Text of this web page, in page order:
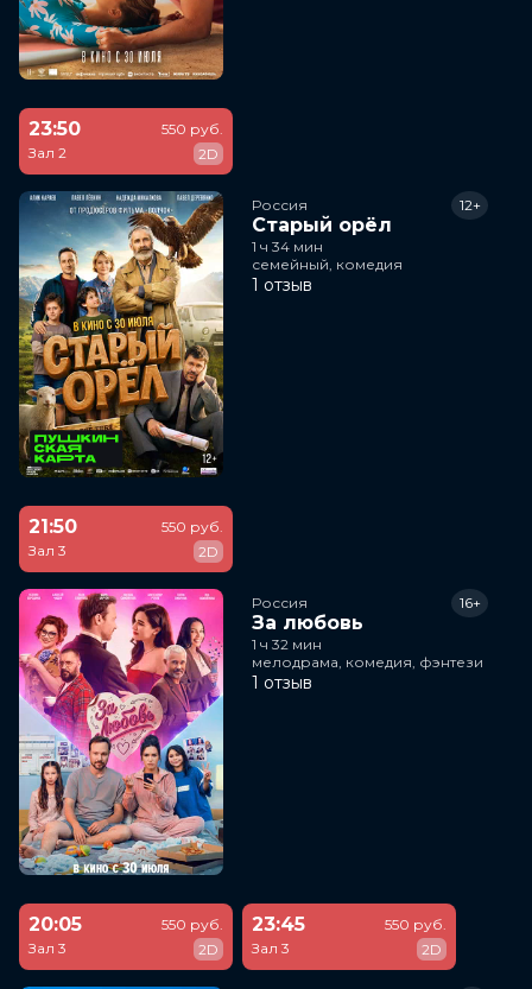
23:50
Зал 2
550 руб.
2D
Россия
Старый орёл
12+
1 ч 34 мин
семейный, комедия
1 отзыв
21:50
Зал 3
550 руб.
2D
Россия
За любовь
16+
1 ч 32 мин
мелодрама, комедия, фэнтези
1 отзыв
20:05
Зал 3
550 руб.
2D
23:45
Зал 3
550 руб.
2D